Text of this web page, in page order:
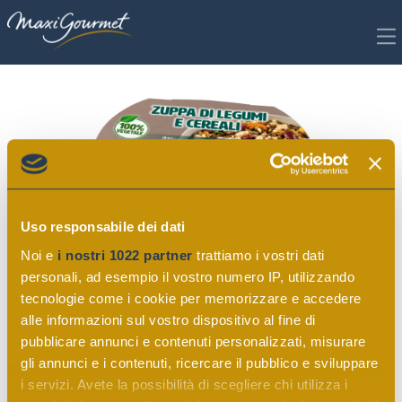
Uso responsabile dei dati
Noi e i nostri 1022 partner trattiamo i vostri dati
personali, ad esempio il vostro numero IP, utilizzando
tecnologie come i cookie per memorizzare e accedere
alle informazioni sul vostro dispositivo al fine di
pubblicare annunci e contenuti personalizzati, misurare
gli annunci e i contenuti, ricercare il pubblico e sviluppare
i servizi. Avete la possibilità di scegliere chi utilizza i
ZUPPE
Richiedi scheda tecnica per